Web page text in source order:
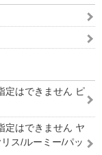
定はできません ピ
定はできません ヤ
ス/ルーミー/パッ